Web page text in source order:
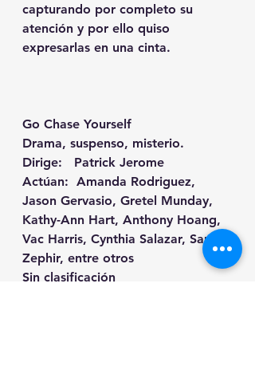
capturando por completo su
atención y por ello quiso
expresarlas en una cinta.
Go Chase Yourself
Drama, suspenso, misterio.
Dirige:   Patrick Jerome
Actúan:  Amanda Rodriguez,
Jason Gervasio, Gretel Munday,
Kathy-Ann Hart, Anthony Hoang,
Vac Harris, Cynthia Salazar, Sam
Zephir, entre otros
Sin clasificación